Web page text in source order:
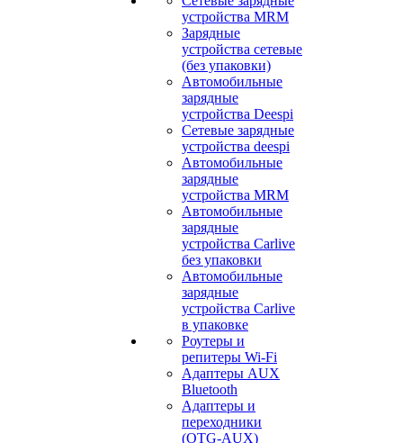
устройства MRM
Зарядные
устройства сетевые
(без упаковки)
Автомобильные
зарядные
устройства Deespi
Сетевые зарядные
устройства deespi
Автомобильные
зарядные
устройства MRM
Автомобильные
зарядные
устройства Carlive
без упаковки
Автомобильные
зарядные
устройства Carlive
в упаковке
Роутеры и
репитеры Wi-Fi
Адаптеры AUX
Bluetooth
Адаптеры и
переходники
(OTG-AUX)